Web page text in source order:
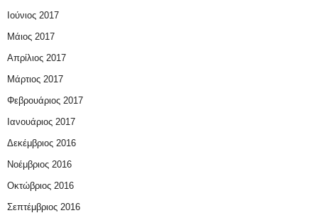
Ιούνιος 2017
Μάιος 2017
Απρίλιος 2017
Μάρτιος 2017
Φεβρουάριος 2017
Ιανουάριος 2017
Δεκέμβριος 2016
Νοέμβριος 2016
Οκτώβριος 2016
Σεπτέμβριος 2016